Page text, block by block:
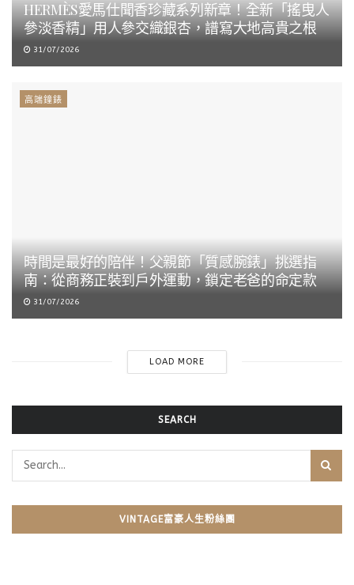
HERMÈS愛馬仕聞香珍藏系列新章！全新「搖曳人
參淡香精」用人參交織銀杏，譜寫大地高貴之根
31/07/2026
高端鐘錶
時間是最好的陪伴！父親節「質感腕錶」挑選指
南：從商務正裝到戶外運動，鎖定老爸的命定款
31/07/2026
LOAD MORE
SEARCH
VINTAGE富豪人生粉絲團